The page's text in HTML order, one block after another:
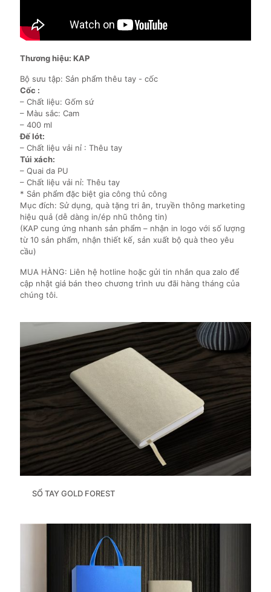
Thương hiệu: KAP
Bộ sưu tập: Sản phẩm thêu tay - cốc
Cốc :
– Chất liệu: Gốm sứ
– Màu sắc: Cam
– 400 ml
Đế lót:
– Chất liệu vải nỉ : Thêu tay
Túi xách:
– Quai da PU
– Chất liệu vải nỉ: Thêu tay
* Sản phẩm đặc biệt gia công thủ công
Mục đích: Sử dụng, quà tặng tri ân, truyền thông marketing
hiệu quả (dễ dàng in/ép nhũ thông tin)
(KAP cung ứng nhanh sản phẩm – nhận in logo với số lượng
từ 10 sản phẩm, nhận thiết kế, sản xuất bộ quà theo yêu
cầu)
MUA HÀNG: Liên hệ hotline hoặc gửi tin nhắn qua zalo để
cập nhật giá bán theo chương trình ưu đãi hàng tháng của
chúng tôi.
SỔ TAY GOLD FOREST